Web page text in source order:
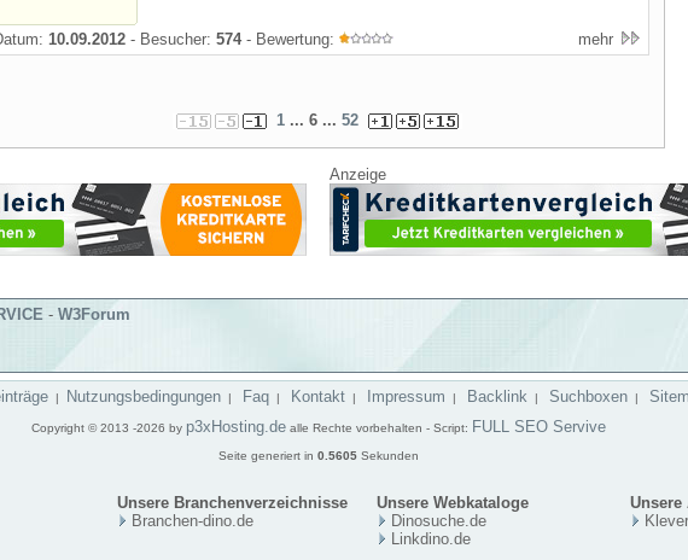
10.09.2012 - Besucher: 574- Bewertung: mehr
1 ... 6 ... 52
Anzeige
- W3Forum
| Nutzungsbedingungen| Faq| Kontakt| Impressum | Backlink | Suchboxen|
Copyright © 2013 -2026 by p3xHosting.dealle Rechte vorbehalten - Script: FULL SEO Servive
Seite generiert in 0.5605Sekunden
Unsere Branchenverzeichnisse Unsere Webkataloge
Unsere
Branchen-dino.de
Dinosuche.de
Linkdino.de